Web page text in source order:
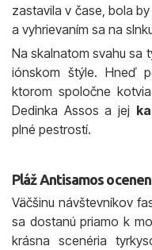
zastavila v čase, bola
a vyhrievaním sa na
Na skalnatom svahu sa
iónskom štýle. Hneď
ktorom spoločne
Dedinka Assos a jej
plné pestrostí.
Pláž Antisamos
Väčšinu návštevníkov
sa dostanú priamo k
krásna scenéria